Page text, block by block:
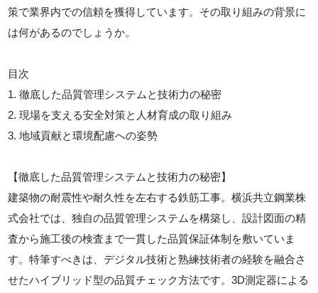
策で業界内での信頼を獲得しています。その取り組みの背景に
は何があるのでしょうか。
目次
1. 徹底した品質管理システムと技術力の秘密
2. 現場を支える安全対策と人材育成の取り組み
3. 地域貢献と環境配慮への姿勢
【徹底した品質管理システムと技術力の秘密】
建築物の耐震性や耐久性を左右する鉄筋工事。横浜共立鋼業株
式会社では、独自の品質管理システムを構築し、設計図面の精
査から施工後の検査まで一貫した品質保証体制を敷いていま
す。特筆すべきは、デジタル技術と熟練技術者の経験を融合さ
せたハイブリッド型の品質チェック方法です。3D測定器による